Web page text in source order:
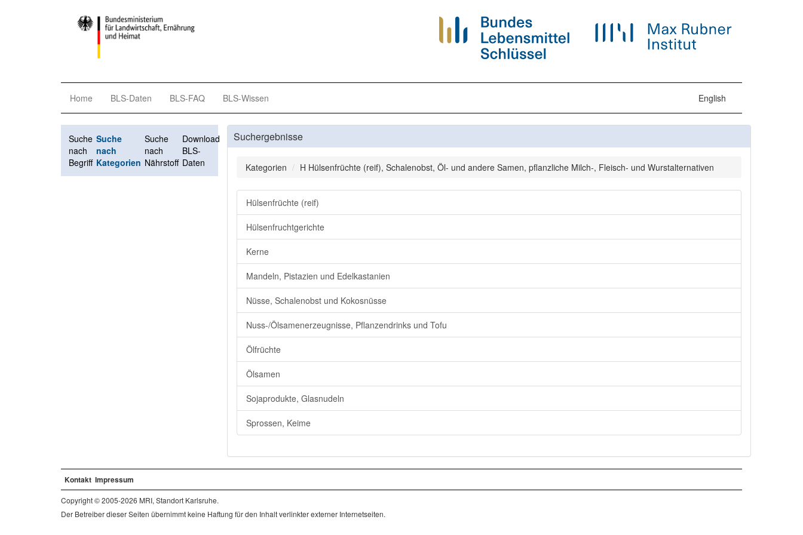
Home BLS-Daten BLS-FAQ BLS-Wissen English
Suche
nach
Begriff
Suche
nach
Kategorien
Suche
nach
Nährstoff
Download
BLS-
Daten
Suchergebnisse
Kategorien H Hülsenfrüchte (reif), Schalenobst, Öl- und andere Samen, pflanzliche Milch-, Fleisch- und Wurstalternativen
Hülsenfrüchte (reif)
Hülsenfruchtgerichte
Kerne
Mandeln, Pistazien und Edelkastanien
Nüsse, Schalenobst und Kokosnüsse
Nuss-/Ölsamenerzeugnisse, Pflanzendrinks und Tofu
Ölfrüchte
Ölsamen
Sojaprodukte, Glasnudeln
Sprossen, Keime
Kontakt Impressum
Copyright © 2005-2026 MRI, Standort Karlsruhe.
Der Betreiber dieser Seiten übernimmt keine Haftung für den Inhalt verlinkter externer Internetseiten.